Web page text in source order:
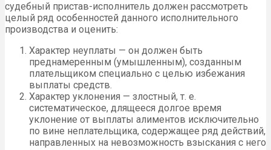
судебный пристав-исполнитель должен рассмотреть
целый ряд особенностей данного исполнительного
производства и оценить:
Характер неуплаты — он должен быть
преднамеренным (умышленным), созданным
плательщиком специально с целью избежания
выплаты средств.
Характер уклонения — злостный, т. е.
систематическое, длящееся долгое время
уклонение от выплаты алиментов исключительно
по вине неплательщика, содержащее ряд действий,
направленных на невозможность взыскания с него